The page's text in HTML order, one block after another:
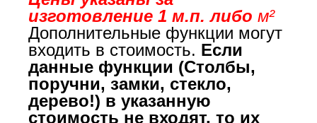
изготовление 1 м.п. либо м²
Дополнительные функции могут
входить в стоимость. Если
данные функции (Столбы,
поручни, замки, стекло,
дерево!) в указанную
стоимость не входят, то их